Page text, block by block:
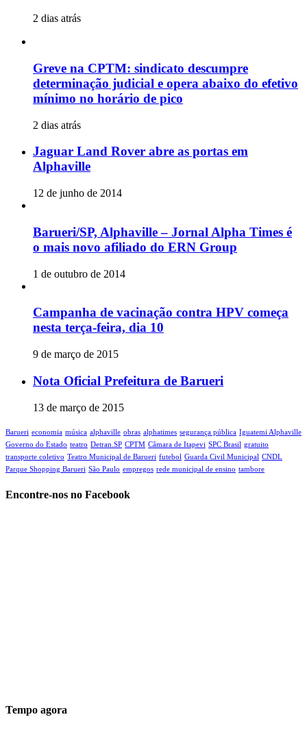
2 dias atrás
Greve na CPTM: sindicato descumpre
determinação judicial e opera abaixo do efetivo
mínimo no horário de pico
2 dias atrás
Jaguar Land Rover abre as portas em
Alphaville
12 de junho de 2014
Barueri/SP, Alphaville – Jornal Alpha Times é
o mais novo afiliado do ERN Group
1 de outubro de 2014
Campanha de vacinação contra HPV começa
nesta terça-feira, dia 10
9 de março de 2015
Nota Oficial Prefeitura de Barueri
13 de março de 2015
Barueri economia música alphaville obras alphatimes segurança pública Iguatemi Alphaville
Governo do Estado teatro Detran.SP CPTM Câmara de Itapevi‬ SPC Brasil gratuito
transporte coletivo Teatro Municipal de Barueri futebol Guarda Civil Municipal CNDL
Parque Shopping Barueri São Paulo empregos rede municipal de ensino tambore
Encontre-nos no Facebook
Tempo agora